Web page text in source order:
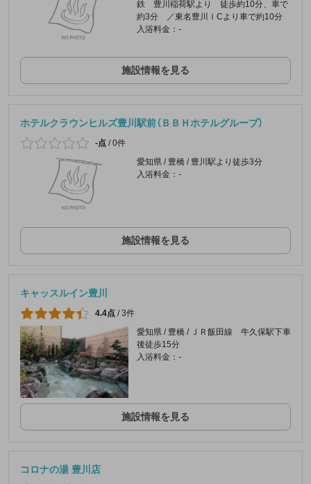
鉄 豊川稲荷駅より 徒歩約10分、車で
約3分 ／東名豊川ⅠCより車で約10分
入浴料金：-
施設情報を見る
ホテルクラウンヒルズ豊川駅前（ＢＢＨホテルグループ）
-点 /0件
愛知県 / 豊橋 / 豊川駅より徒歩3分
入浴料金：-
施設情報を見る
キャッスルイン豊川
4.4点 /3件
愛知県 / 豊橋 / ＪＲ飯田線 牛久保駅下車
後徒歩15分
入浴料金：-
施設情報を見る
コロナの湯 豊川店